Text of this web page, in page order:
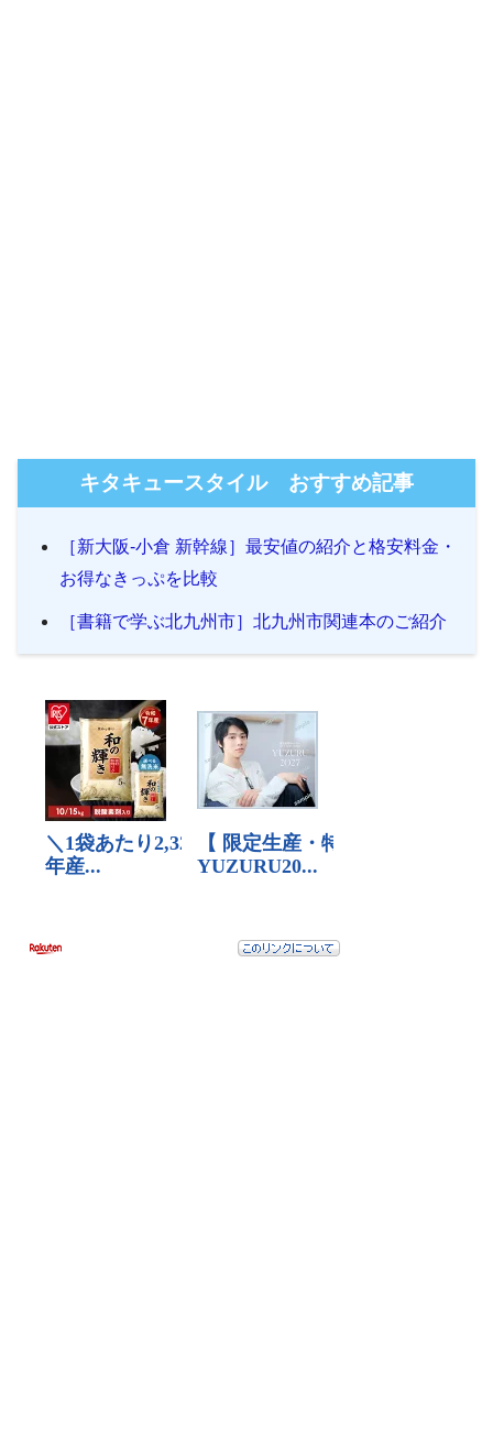
キタキュースタイル おすすめ記事
［新大阪-小倉 新幹線］最安値の紹介と格安料金・
お得なきっぷを比較
［書籍で学ぶ北九州市］北九州市関連本のご紹介